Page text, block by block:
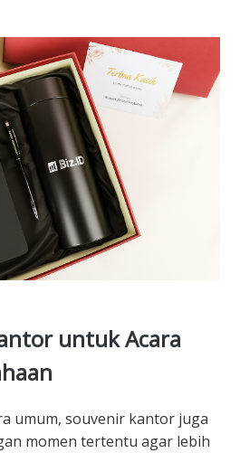
untuk Acara
umum, souvenir kantor juga
momen tertentu agar lebih